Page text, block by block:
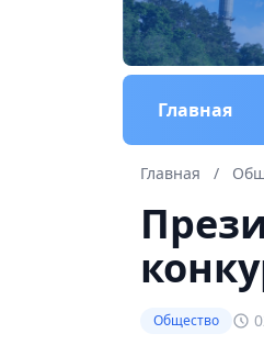
Главная
Главная /
Общество